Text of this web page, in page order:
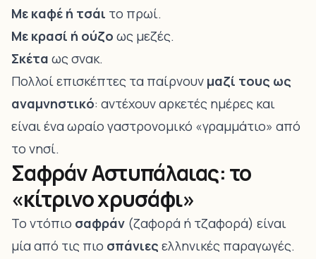
Με καφέ ή τσάι το πρωί.
Με κρασί ή ούζο ως μεζές.
Σκέτα ως σνακ.
Πολλοί επισκέπτες τα παίρνουν μαζί τους ως
αναμνηστικό: αντέχουν αρκετές ημέρες και
είναι ένα ωραίο γαστρονομικό «γραμμάτιο» από
το νησί.
Σαφράν Αστυπάλαιας: το
«κίτρινο χρυσάφι»
Το ντόπιο σαφράν (ζαφορά ή τζαφορά) είναι
μία από τις πιο σπάνιες ελληνικές παραγωγές.